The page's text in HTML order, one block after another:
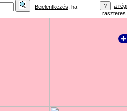
Bejelentkezés , ha
a régi
raszteres